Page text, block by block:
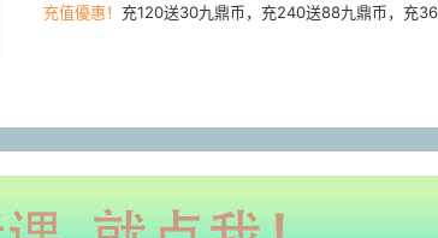
充值優惠！ 充120送30九鼎币，充240送88九鼎币，充